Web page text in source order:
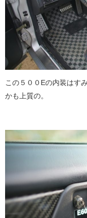
この５００Eの内装はす
かも上質の。